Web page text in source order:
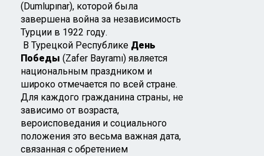
(Dumlupınar), которой была
завершена война за независимость
Турции в 1922 году.
В Турецкой Республике День
Победы (Zafer Bayramı) является
национальным праздником и
широко отмечается по всей стране.
Для каждого гражданина страны, не
зависимо от возраста,
вероисповедания и социального
положения это весьма важная дата,
связанная с обретением